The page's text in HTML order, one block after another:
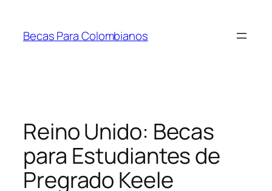
contenido
Becas Para Colombianos
Reino Unido: Becas
para Estudiantes de
Pregrado Keele